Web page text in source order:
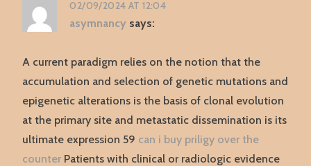
02/09/2024 AT 12:04
asymnancy says:
A current paradigm relies on the notion that the
accumulation and selection of genetic mutations and
epigenetic alterations is the basis of clonal evolution
at the primary site and metastatic dissemination is its
ultimate expression 59 can i buy priligy over the
counter Patients with clinical or radiologic evidence